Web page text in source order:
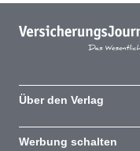
Über den Verlag
Werbung schalten